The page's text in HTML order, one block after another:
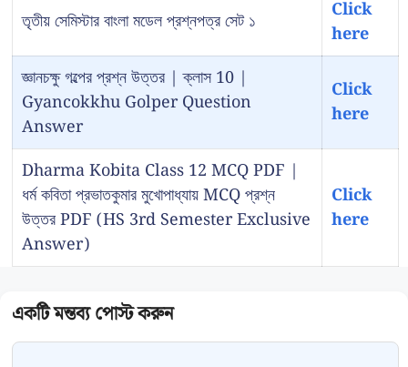
তৃতীয় সেমিস্টার বাংলা মডেল প্রশ্নপত্র সেট ১
Click
here
জ্ঞানচক্ষু গল্পের প্রশ্ন উত্তর | ক্লাস 10 |
Gyancokkhu Golper Question
Answer
Click
here
Dharma Kobita Class 12 MCQ PDF |
ধর্ম কবিতা প্রভাতকুমার মুখোপাধ্যায় MCQ প্রশ্ন
উত্তর PDF (HS 3rd Semester Exclusive
Answer)
Click
here
Comment